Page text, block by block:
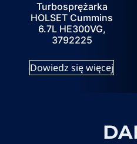
Turbosprężarka
HOLSET Cummins
6.7L HE300VG,
3792225
Dowiedz się więcej